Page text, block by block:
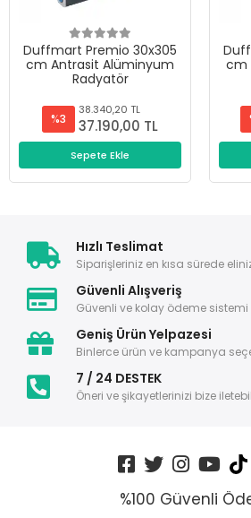
Duffmart Premio 30x305
cm Antrasit Alüminyum
Radyatör
%3
38.340,20 TL
37.190,00 TL
Sepete Ekle
cm
Hızlı Teslimat
Siparişleriniz en kısa sürede
Güvenli Alışveriş
Güvenli ve kolay ödeme sistemi
Geniş Ürün Yelpazesi
Binlerce ürün ve kampanya
7 / 24 DESTEK
Öneri ve şikayetlerinizi bize
%100 Güvenli